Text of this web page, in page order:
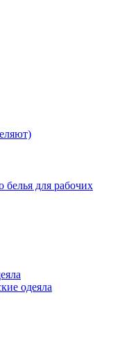
белья для рабочих
одеяла